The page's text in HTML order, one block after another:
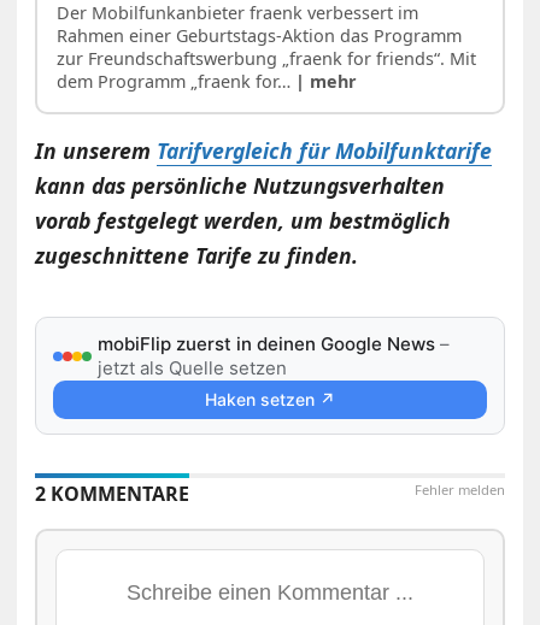
Der Mobilfunkanbieter fraenk verbessert im
Rahmen einer Geburtstags-Aktion das Programm
zur Freundschaftswerbung „fraenk for friends“. Mit
dem Programm „fraenk for… | mehr
In unserem Tarifvergleich für Mobilfunktarife
kann das persönliche Nutzungsverhalten
vorab festgelegt werden, um bestmöglich
zugeschnittene Tarife zu finden.
mobiFlip zuerst in deinen Google News –
jetzt als Quelle setzen
Haken setzen ↗
Fehler melden
2 KOMMENTARE